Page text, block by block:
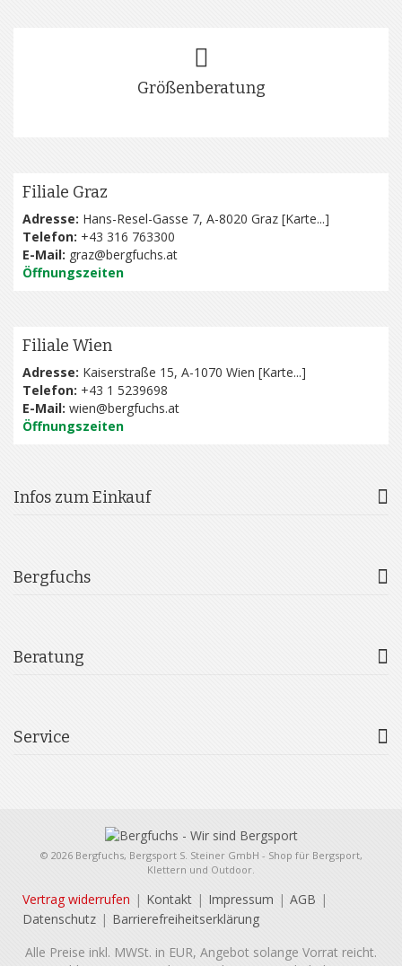
Größenberatung
Filiale Graz
Adresse: Hans-Resel-Gasse 7, A-8020 Graz [Karte...]
Telefon: +43 316 763300
E-Mail: graz@bergfuchs.at
Öffnungszeiten
Filiale Wien
Adresse: Kaiserstraße 15, A-1070 Wien [Karte...]
Telefon: +43 1 5239698
E-Mail: wien@bergfuchs.at
Öffnungszeiten
Infos zum Einkauf
Bergfuchs
Beratung
Service
© 2026 Bergfuchs, Bergsport S. Steiner GmbH - Shop für Bergsport,
Klettern und Outdoor.
Vertrag widerrufen Kontakt Impressum
AGB
Datenschutz
Barrierefreiheitserklärung
Alle Preise inkl. MWSt. in EUR, Angebot solange Vorrat reicht.